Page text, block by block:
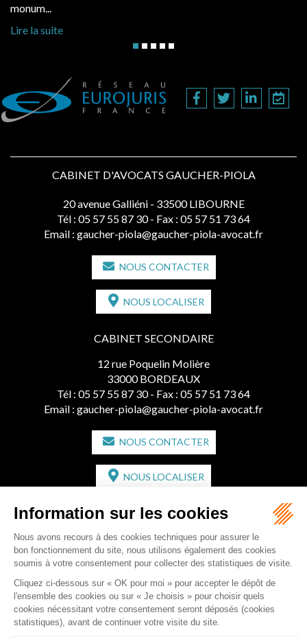
CABINET D'AVOCATS GAUCHER-PIOLA
20 avenue Galliéni - 33500 LIBOURNE
Tél : 05 57 55 87 30 - Fax : 05 57 51 73 64
Email : gaucher-piola@gaucher-piola-avocat.fr
NOUS CONTACTER
NOUS LOCALISER
CABINET SECONDAIRE
12 rue Poquelin Molière
33000 BORDEAUX
Tél : 05 57 55 87 30 - Fax : 05 57 51 73 64
Email : gaucher-piola@gaucher-piola-avocat.fr
NOUS CONTACTER
NOUS LOCALISER
CABINET SECONDAIRE
2 bis Avenue de l'Europe
33350 ST MAGNE-DE-CASTILLON
Tél :05 57 55 87 30 - Fax : 05 57 51 73 64
Email :gaucher-piola@gaucher-piola-avocat.fr
NOUS CONTACTER